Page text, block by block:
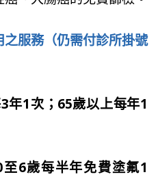
服務（仍需付診所掛號
年1次；65歲以上每年1
6歲每半年免費塗氟1